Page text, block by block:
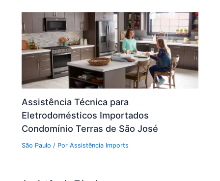
Assistência Técnica para
Eletrodomésticos Importados
Condomínio Terras de São José
São Paulo / PorAssistência Imports